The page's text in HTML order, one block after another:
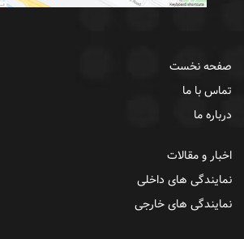
صفحه نخست
تماس با ما
درباره ما
اخبار و مقالات
نمایندگی های داخلی
نمایندگی های خارجی